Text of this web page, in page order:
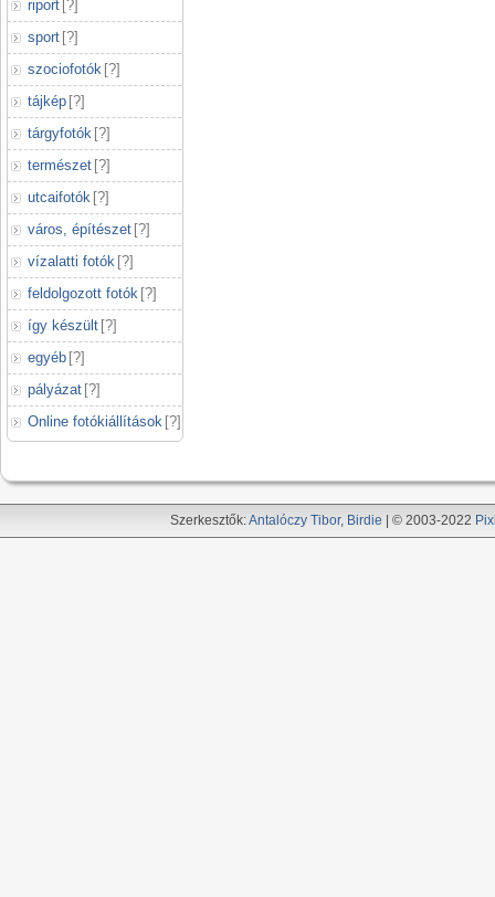
riport [?]
sport [?]
szociofotók [?]
tájkép [?]
tárgyfotók [?]
természet [?]
utcaifotók [?]
város, építészet [?]
vízalatti fotók [?]
feldolgozott fotók [?]
így készült [?]
egyéb [?]
pályázat [?]
Online fotókiállítások [?]
Szerkesztők:Antalóczy Tibor, Birdie | © 2003-2022